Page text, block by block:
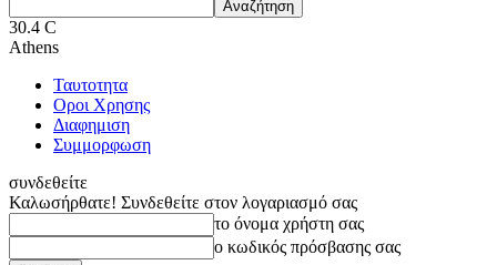
30.4 C
Athens
Ταυτοτητα
Οροι Χρησης
Διαφημιση
Συμμορφωση
συνδεθείτε
Καλωσήρθατε! Συνδεθείτε στον λογαριασμό σας
το όνομα χρήστη σας
ο κωδικός πρόσβασης σας